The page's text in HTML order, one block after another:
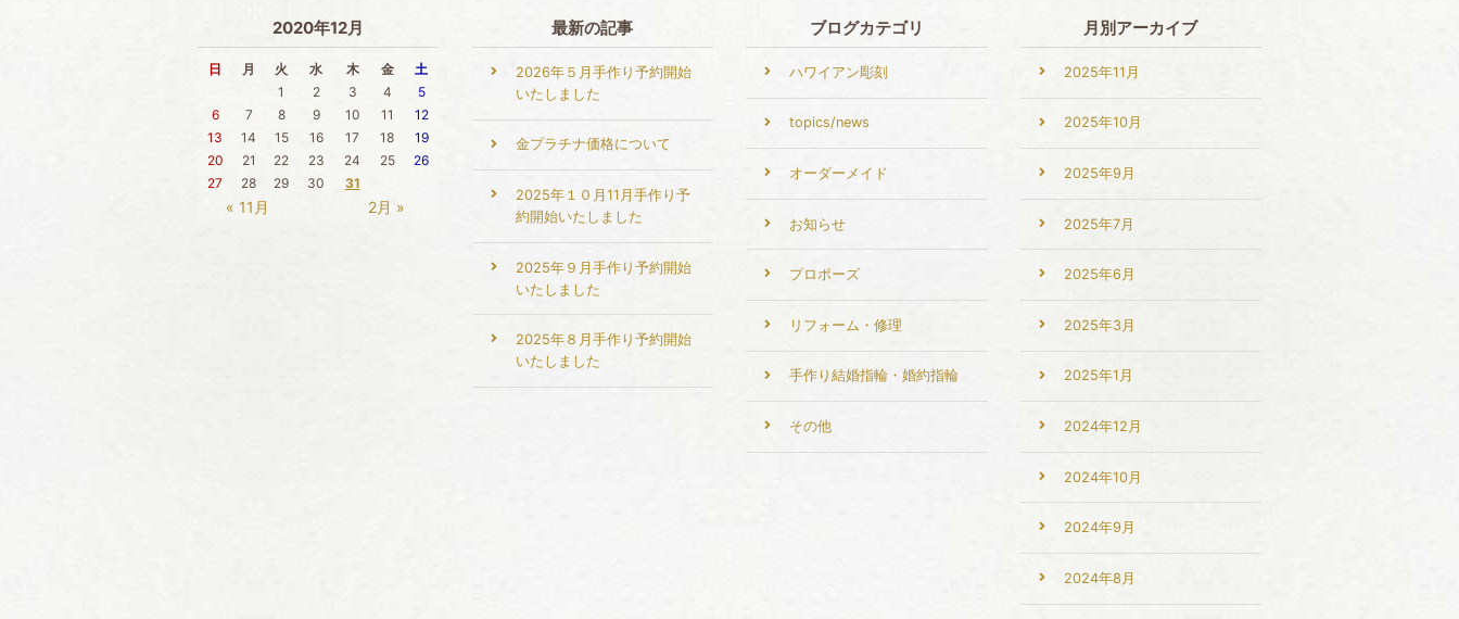
2020年12月
日 月 火 水 木 金 土
« 11月 2月 »
1 2 3 4
5
6
7 8 9 10 11
12
13
14 15 16 17 18
19
20
21 22 23 24 25
26
27
28 29 30 31
最新の記事
2026年５月手作り予約開始
いたしました
金プラチナ価格について
2025年１０月11月手作り予
約開始いたしました
2025年９月手作り予約開始
いたしました
2025年８月手作り予約開始
いたしました
ブログカテゴリ
ハワイアン彫刻
topics/news
オーダーメイド
お知らせ
プロポーズ
リフォーム・修理
手作り結婚指輪・婚約指輪
その他
月別アーカイブ
2025年11月
2025年10月
2025年9月
2025年7月
2025年6月
2025年3月
2025年1月
2024年12月
2024年10月
2024年9月
2024年8月